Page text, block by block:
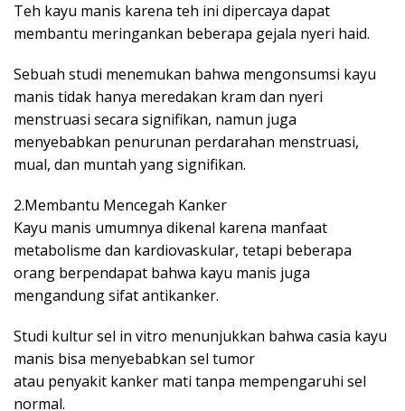
Teh kayu manis karena teh ini dipercaya dapat
membantu meringankan beberapa gejala nyeri haid.
Sebuah studi menemukan bahwa mengonsumsi kayu
manis tidak hanya meredakan kram dan nyeri
menstruasi secara signifikan, namun juga
menyebabkan penurunan perdarahan menstruasi,
mual, dan muntah yang signifikan.
2.Membantu Mencegah Kanker
Kayu manis umumnya dikenal karena manfaat
metabolisme dan kardiovaskular, tetapi beberapa
orang berpendapat bahwa kayu manis juga
mengandung sifat antikanker.
Studi kultur sel in vitro menunjukkan bahwa casia kayu
manis bisa menyebabkan sel tumor
atau penyakit kanker mati tanpa mempengaruhi sel
normal.